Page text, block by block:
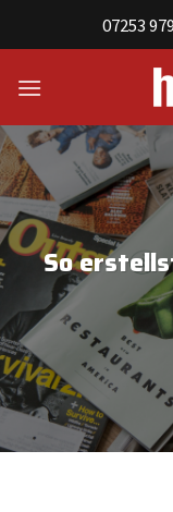
07253
So